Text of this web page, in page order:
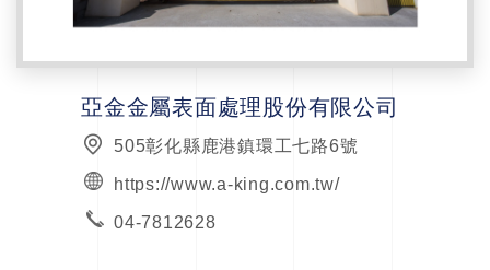
亞金金屬表面處理股份有限公司
505彰化縣鹿港鎮環工七路6號
https://www.a-king.com.tw/
04-7812628